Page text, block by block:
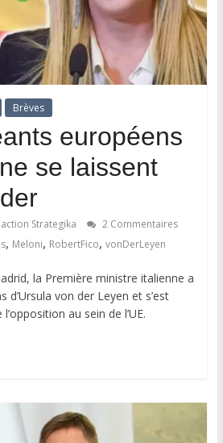
Brèves
européens
se laissent
Strategika
2 Commentaires
, Meloni, RobertFico, vonDerLeyen
la Première ministre italienne a
von der Leyen et s’est
au sein de l’UE.